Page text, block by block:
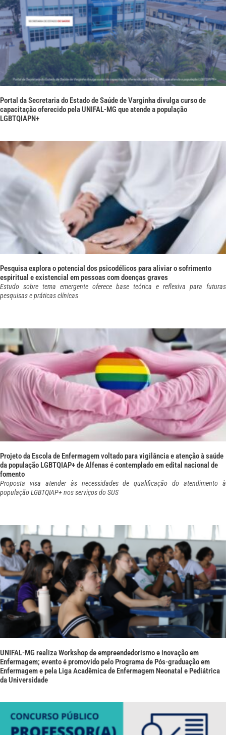
Portal da Secretaria do Estado de Saúde de Varginha divulga curso de
capacitação oferecido pela UNIFAL-MG que atende a população
LGBTQIAPN+
Pesquisa explora o potencial dos psicodélicos para aliviar o sofrimento
espiritual e existencial em pessoas com doenças graves
Estudo sobre tema emergente oferece base teórica e reflexiva para futuras
pesquisas e práticas clínicas
Projeto da Escola de Enfermagem voltado para vigilância e atenção à saúde
da população LGBTQIAP+ de Alfenas é contemplado em edital nacional de
fomento
Proposta visa atender às necessidades de qualificação do atendimento à
população LGBTQIAP+ nos serviços do SUS
UNIFAL-MG realiza Workshop de empreendedorismo e inovação em
Enfermagem; evento é promovido pelo Programa de Pós-graduação em
Enfermagem e pela Liga Acadêmica de Enfermagem Neonatal e Pediátrica
da Universidade